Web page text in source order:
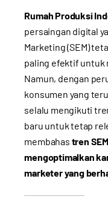
Rumah Produksi
persaingan digital
Marketing (SEM)
paling efektif untuk
Namun, dengan
konsumen yang
selalu mengikuti
baru untuk tetap
membahas tren
mengoptimalkan
marketer yang